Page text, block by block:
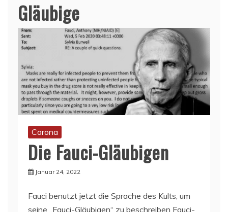
Gläubige
Corona
Die Fauci-Gläubigen
Januar 24, 2022
Fauci benutzt jetzt die Sprache des Kults, um
seine „Fauci-Gläubigen“ zu beschreiben Fauci-